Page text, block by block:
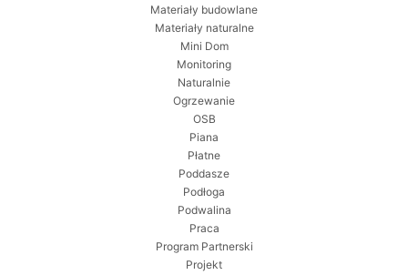
Materiały budowlane
Materiały naturalne
Mini Dom
Monitoring
Naturalnie
Ogrzewanie
OSB
Piana
Płatne
Poddasze
Podłoga
Podwalina
Praca
Program Partnerski
Projekt